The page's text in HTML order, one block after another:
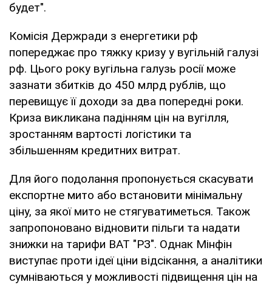
будет".
Комісія Держради з енергетики рф
попереджає про тяжку кризу у вугільній галузі
рф. Цього року вугільна галузь росії може
зазнати збитків до 450 млрд рублів, що
перевищує її доходи за два попередні роки.
Криза викликана падінням цін на вугілля,
зростанням вартості логістики та
збільшенням кредитних витрат.
Для його подолання пропонується скасувати
експортне мито або встановити мінімальну
ціну, за якої мито не стягуватиметься. Також
запропоновано відновити пільги та надати
знижки на тарифи ВАТ "РЗ". Однак Мінфін
виступає проти ідеї ціни відсікання, а аналітики
сумніваються у можливості підвищення цін на